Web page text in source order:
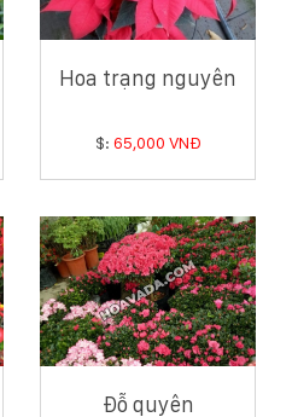
Hoa trạng nguyên
$: 65,000 VNĐ
Đỗ quyên